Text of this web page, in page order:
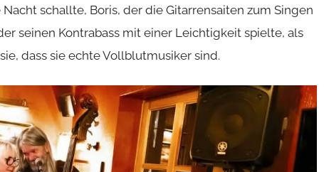
schallte, Boris, der die Gitarrensaiten zum Singen
seinen Kontrabass mit einer Leichtigkeit spielte, als
dass sie echte Vollblutmusiker sind.